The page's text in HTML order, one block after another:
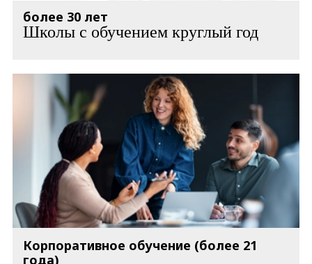
более 30 лет
Школы с обучением круглый год
Корпоративное обучение (более 21
года)